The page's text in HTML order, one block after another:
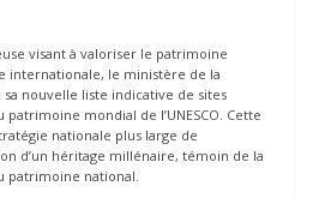
visant à valoriser le patrimoine
internationale, le ministère de la
nouvelle liste indicative de sites
mondial de l’UNESCO. Cette
nationale plus large de
d’un héritage millénaire, témoin de la
patrimoine national.